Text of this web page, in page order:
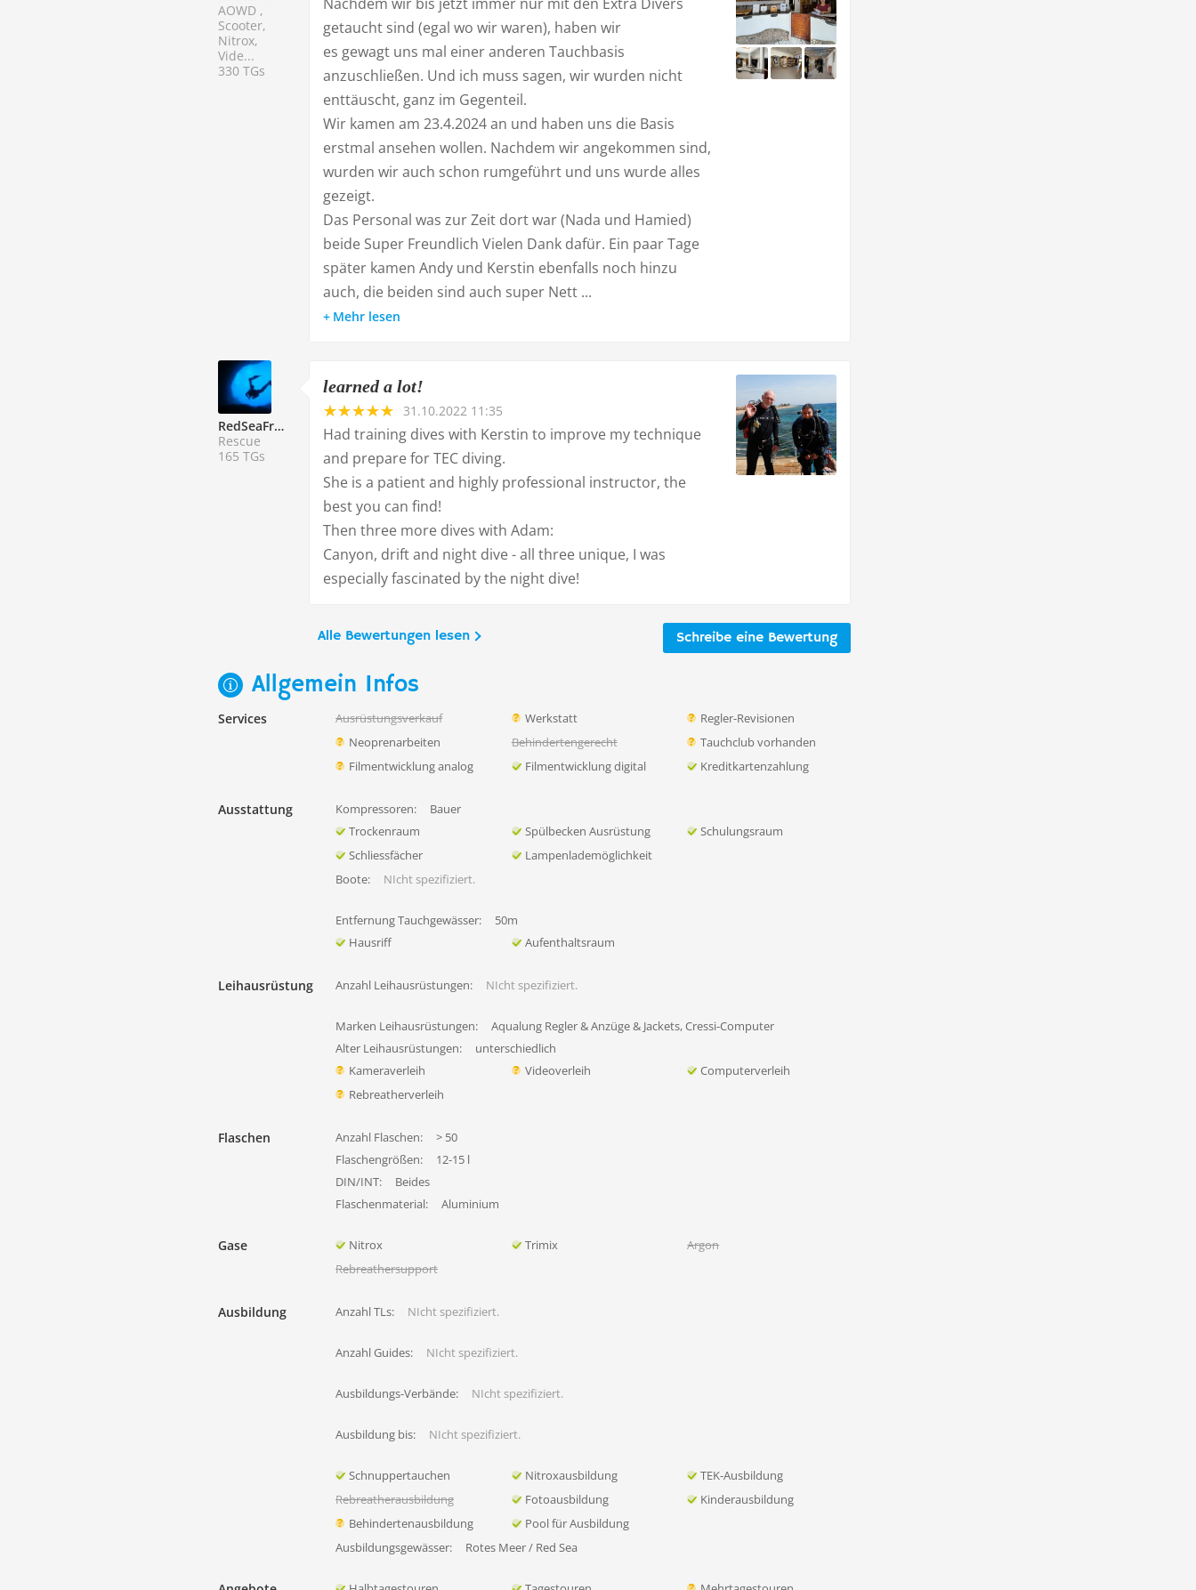
AOWD ,
Scooter,
Nitrox,
Vide...
330 TGs
getaucht sind (egal wo wir waren), haben wir
es gewagt uns mal einer anderen Tauchbasis
anzuschließen. Und ich muss sagen, wir wurden nicht
enttäuscht, ganz im Gegenteil.
Wir kamen am 23.4.2024 an und haben uns die Basis
erstmal ansehen wollen. Nachdem wir angekommen sind,
wurden wir auch schon rumgeführt und uns wurde alles
gezeigt.
Das Personal was zur Zeit dort war (Nada und Hamied)
beide Super Freundlich Vielen Dank dafür. Ein paar Tage
später kamen Andy und Kerstin ebenfalls noch hinzu
auch, die beiden sind auch super Nett ...
Mehr lesen
RedSeaFreak
Rescue
165 TGs
learned a lot!
31.10.2022 11:35
Had training dives with Kerstin to improve my technique
and prepare for TEC diving.
She is a patient and highly professional instructor, the
best you can find!
Then three more dives with Adam:
Canyon, drift and night dive - all three unique, I was
especially fascinated by the night dive!
Schreibe eine Bewertung
Alle Bewertungen lesen
Allgemein Infos
Services Ausrüstungsverkauf Werkstatt
Regler-Revisionen
Neoprenarbeiten
Behindertengerecht
Tauchclub vorhanden
Filmentwicklung analog
Filmentwicklung digital Kreditkartenzahlung
Ausstattung Kompressoren:
Bauer
Trockenraum
Spülbecken Ausrüstung
Schulungsraum
Schliessfächer
Lampenlademöglichkeit
Boote:
NIcht spezifiziert.
Entfernung Tauchgewässer:
50m
Hausriff
Aufenthaltsraum
Leihausrüstung Anzahl Leihausrüstungen: NIcht spezifiziert.
Marken Leihausrüstungen:
Aqualung Regler & Anzüge & Jackets, Cressi-Computer
Alter Leihausrüstungen:
unterschiedlich
Kameraverleih
Videoverleih
Computerverleih
Rebreatherverleih
Flaschen Anzahl Flaschen:
> 50
Flaschengrößen:
12-15 l
DIN/INT:
Beides
Flaschenmaterial:
Aluminium
Gase Nitrox Trimix
Argon
Rebreathersupport
Ausbildung Anzahl TLs: NIcht spezifiziert.
Anzahl Guides: NIcht spezifiziert.
Ausbildungs-Verbände: NIcht spezifiziert.
Ausbildung bis: NIcht spezifiziert.
Schnuppertauchen Nitroxausbildung
TEK-Ausbildung
Rebreatherausbildung
Fotoausbildung
Kinderausbildung
Behindertenausbildung
Pool für Ausbildung
Ausbildungsgewässer:
Rotes Meer / Red Sea